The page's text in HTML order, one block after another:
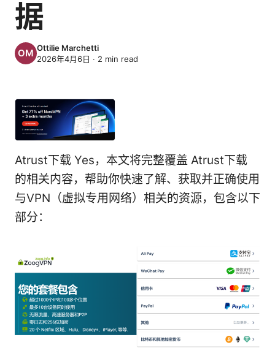
据
Ottilie Marchetti
2026年4月6日 · 2 min read
Atrust下载 Yes，本文将完整覆盖 Atrust下载
的相关内容，帮助你快速了解、获取并正确使用
与VPN（虚拟专用网络）相关的资源，包含以下
部分：